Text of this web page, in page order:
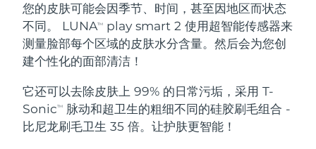
您的皮肤可能会因季节、时间，甚至因地区而状态
不同。 LUNATM
play smart 2 使用超智能传感器来
测量脸部每个区域的皮肤水分含量。然后会为您创
建个性化的面部清洁！
它还可以去除皮肤上 99% 的日常污垢，采用 T-
SonicTM
脉动和超卫生的粗细不同的硅胶刷毛组合 -
比尼龙刷毛卫生 35 倍。让护肤更智能！
面部清洁
LUNA™ 4 套装
Anti-aging massage
LUNA™ 4 Plus
紧致提拉
BEAR™ 2 套装
Microcurrent toning
BEAR™ 2 go
补水保湿
UFO™ 3 套装
口腔护理
issa™ 4
比利时 预计送达日期8/10/26
百慕大
波斯尼亚和黑塞哥维那 预计送达日期 8/13/26
文莱 预计送达日期